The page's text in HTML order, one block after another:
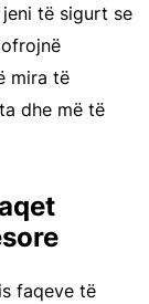
të sigurt se
mira të
dhe më të
faqeve të